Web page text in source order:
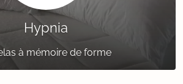
Hypnia
à mémoire de forme